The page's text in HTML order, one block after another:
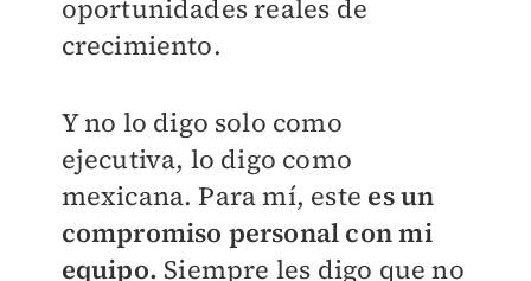
oportunidades reales de
crecimiento.
Y no lo digo solo como
ejecutiva, lo digo como
mexicana. Para mí, este es un
compromiso personal con mi
equipo. Siempre les digo que no